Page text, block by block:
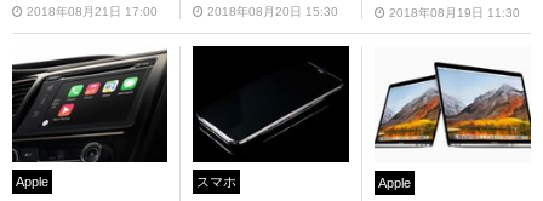
2018年08月21日 17:00 2018年08月20日 15:30 2018年08月19日 11:30
Apple スマホ Apple